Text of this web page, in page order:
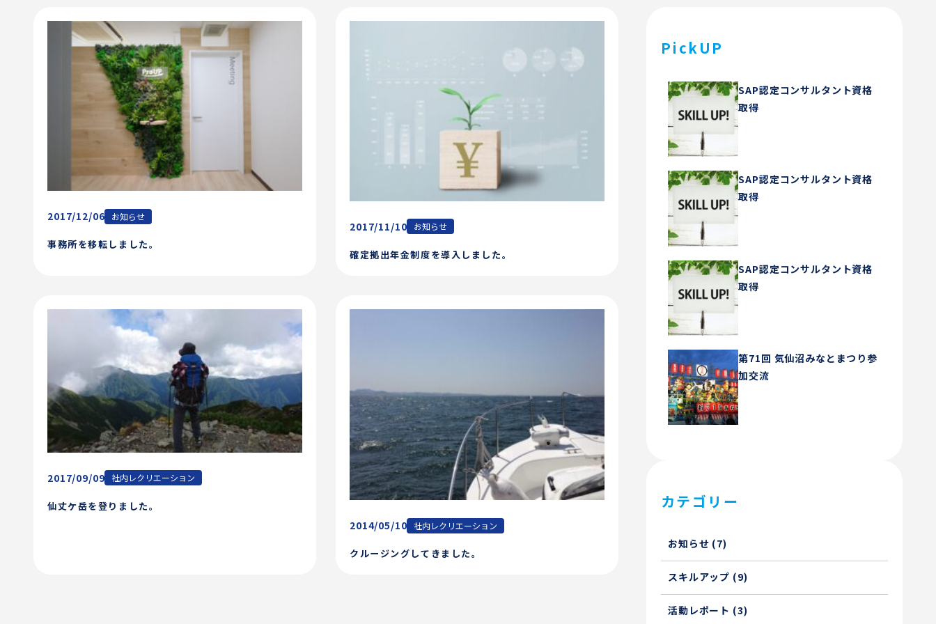
2017/12/06 お知らせ
事務所を移転しました。
2017/11/10 お知らせ
確定拠出年金制度を導入しました。
2017/09/09 社内レクリエーション
仙丈ケ岳を登りました。
2014/05/10 社内レクリエーション
クルージングしてきました。
PickUP
SAP認定コンサルタント資格
取得
SAP認定コンサルタント資格
取得
SAP認定コンサルタント資格
取得
第71回 気仙沼みなとまつり参
加交流
カテゴリー
お知らせ (7)
スキルアップ (9)
活動レポート (3)